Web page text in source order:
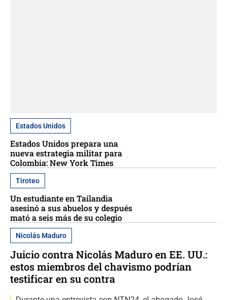
Estados Unidos
Estados Unidos prepara una
nueva estrategia militar para
Colombia: New York Times
Tiroteo
Un estudiante en Tailandia
asesinó a sus abuelos y después
mató a seis más de su colegio
Nicolás Maduro
Juicio contra Nicolás Maduro en EE. UU.:
estos miembros del chavismo podrían
testificar en su contra